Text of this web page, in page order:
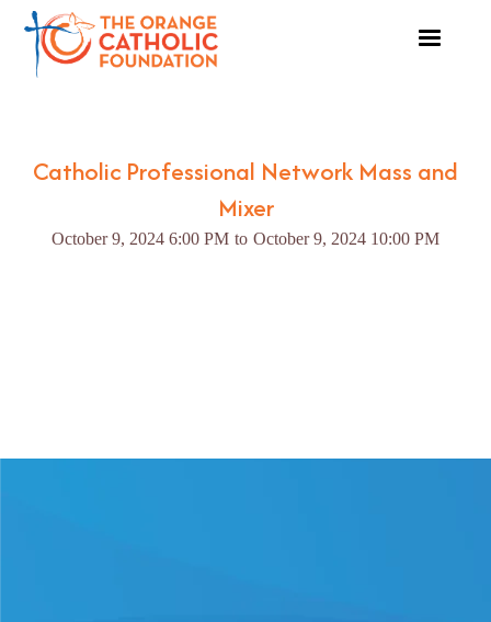
Catholic Professional Network Mass and
Mixer
October 9, 2024 6:00 PM to October 9, 2024 10:00 PM